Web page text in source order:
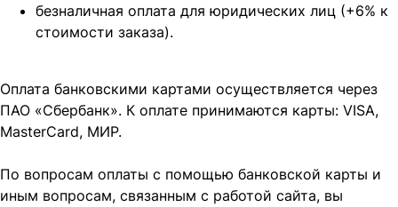
безналичная оплата для юридических лиц (+6% к
стоимости заказа).
Оплата банковскими картами осуществляется через
ПАО «Сбербанк». К оплате принимаются карты: VISA,
MasterCard, МИР.
По вопросам оплаты с помощью банковской карты и
иным вопросам, связанным с работой сайта, вы